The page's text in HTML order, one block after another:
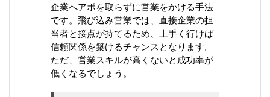
企業へアポを取らずに営業をかける手法
です。飛び込み営業では、直接企業の担
当者と接点が持てるため、上手く行けば
信頼関係を築けるチャンスとなります。
ただ、営業スキルが高くないと成功率が
低くなるでしょう。